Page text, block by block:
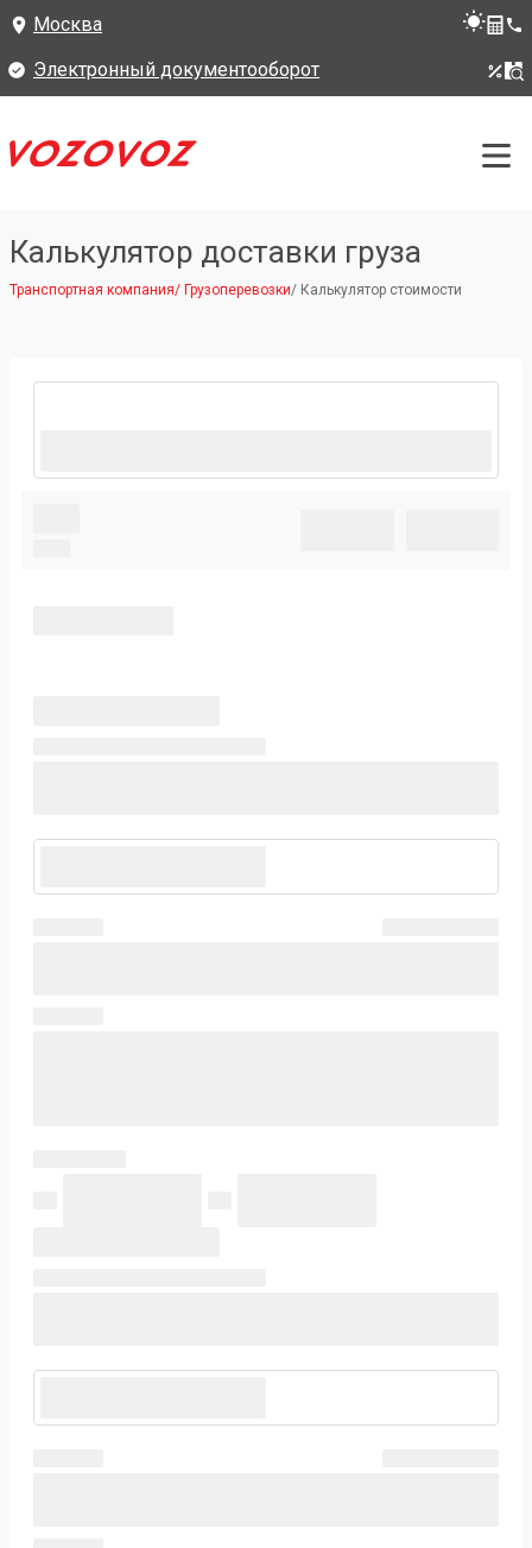
Москва
Электронный документооборот
Калькулятор доставки груза
Транспортная компания/ Грузоперевозки/ Калькулятор стоимости